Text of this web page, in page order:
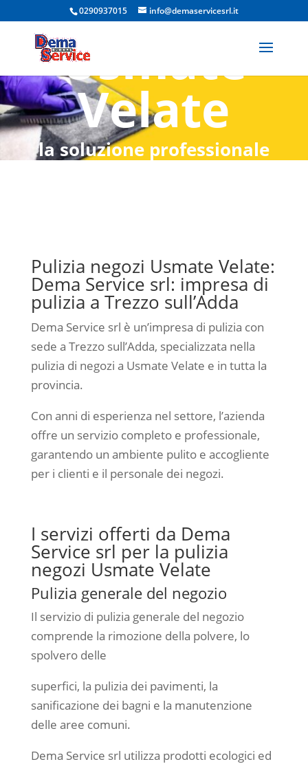
0290937015 info@demaservicesrl.it
Usmate
Velate
la soluzione professionale
con Dema Global Service srl
Pulizia negozi Usmate Velate:
Dema Service srl: impresa di
pulizia a Trezzo sull’Adda
Dema Service srl è un’impresa di pulizia con
sede a Trezzo sull’Adda, specializzata nella
pulizia di negozi a Usmate Velate e in tutta la
provincia.
Con anni di esperienza nel settore, l’azienda
offre un servizio completo e professionale,
garantendo un ambiente pulito e accogliente
per i clienti e il personale dei negozi.
I servizi offerti da Dema
Service srl per la pulizia
negozi Usmate Velate
Pulizia generale del negozio
Il servizio di pulizia generale del negozio
comprende la rimozione della polvere, lo
spolvero delle
superfici, la pulizia dei pavimenti, la
sanificazione dei bagni e la manutenzione
delle aree comuni.
Dema Service srl utilizza prodotti ecologici ed